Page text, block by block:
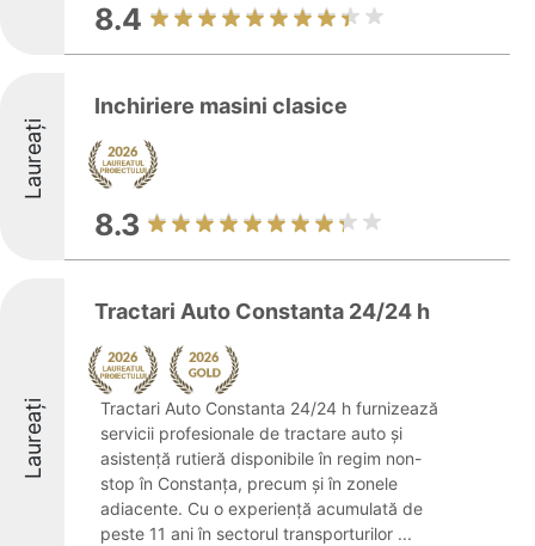
8.4
Laureați
Inchiriere masini clasice
8.3
Laureați
Tractari Auto Constanta 24/24 h
Tractari Auto Constanta 24/24 h furnizează
servicii profesionale de tractare auto și
asistență rutieră disponibile în regim non-
stop în Constanța, precum și în zonele
adiacente. Cu o experiență acumulată de
peste 11 ani în sectorul transporturilor ...